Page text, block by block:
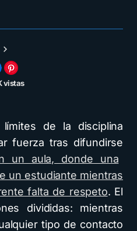
vistas
de la disciplina
fuerza tras difundirse
un aula, donde una
un estudiante mientras
falta de respeto. El
divididas: mientras
tipo de contacto